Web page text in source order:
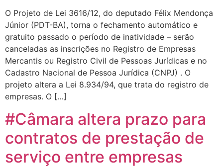
O Projeto de Lei 3616/12, do deputado Félix Mendonça
Júnior (PDT-BA), torna o fechamento automático e
gratuito passado o período de inatividade – serão
canceladas as inscrições no Registro de Empresas
Mercantis ou Registro Civil de Pessoas Jurídicas e no
Cadastro Nacional de Pessoa Jurídica (CNPJ) . O
projeto altera a Lei 8.934/94, que trata do registro de
empresas. O […]
#Câmara altera prazo para
contratos de prestação de
serviço entre empresas